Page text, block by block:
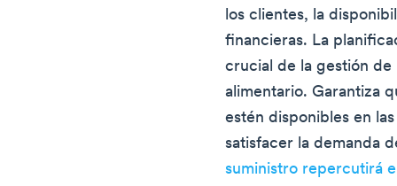
los clientes, la
financieras. La
crucial de la gestión de
alimentario. Garantiza
estén disponibles en
satisfacer la demanda
suministro repercutirá